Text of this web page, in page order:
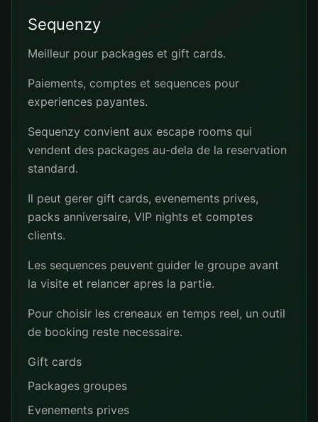
Sequenzy
Meilleur pour packages et gift cards.
Paiements, comptes et sequences pour
experiences payantes.
Sequenzy convient aux escape rooms qui
vendent des packages au-dela de la reservation
standard.
Il peut gerer gift cards, evenements prives,
packs anniversaire, VIP nights et comptes
clients.
Les sequences peuvent guider le groupe avant
la visite et relancer apres la partie.
Pour choisir les creneaux en temps reel, un outil
de booking reste necessaire.
Gift cards
Packages groupes
Evenements prives